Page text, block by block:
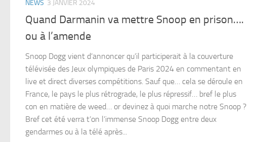
NEWS 3 JANVIER 2024
Quand Darmanin va mettre Snoop en prison….
ou à l’amende
Snoop Dogg vient d’annoncer qu’il participerait à la couverture
télévisée des Jeux olympiques de Paris 2024 en commentant en
live et direct diverses compétitions. Sauf que… cela se déroule en
France, le pays le plus rétrograde, le plus répressif… bref le plus
con en matière de weed… or devinez à quoi marche notre Snoop ?
Bref cet été verra t’on l’immense Snoop Dogg entre deux
gendarmes ou à la télé après...